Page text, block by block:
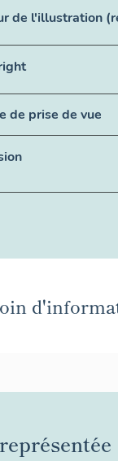
de l'illustration
de prise de vue